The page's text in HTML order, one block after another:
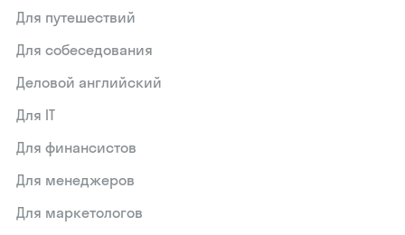
Для путешествий
Для собеседования
Деловой английский
Для IT
Для финансистов
Для менеджеров
Для маркетологов